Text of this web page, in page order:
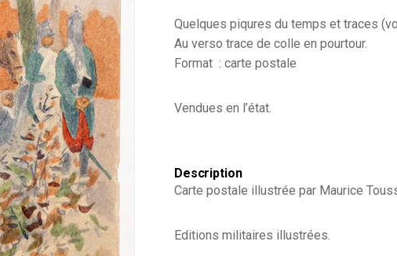
Quelques piqures du temps et traces
Au verso trace de colle en pourtour.
Format : carte postale
Vendues en l’état.
Description
Carte postale illustrée par Maurice
Editions militaires illustrées.